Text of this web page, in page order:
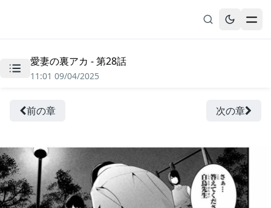
無料漫画
履歴
愛妻の裏アカ - 第28話
11:01 09/04/2025
前の章 次の章